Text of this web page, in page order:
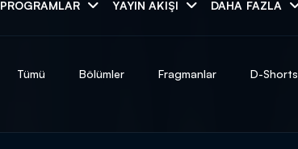
PROGRAMLAR YAYIN AKIŞI DAHA FAZLA
Tümü Bölümler Fragmanlar D-Shorts